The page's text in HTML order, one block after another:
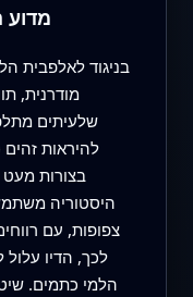
בניגוד לאלפבית
מודרנית,
שלעיתים
להיראות זהים
בצורות מעט
היסטוריה
צפופות, עם
לכך, הדיו
הלמי כתמים.